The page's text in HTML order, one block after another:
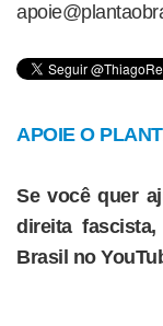
APOIE O
Se você quer
direita
Brasil no